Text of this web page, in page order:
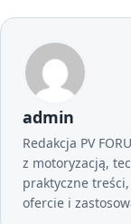
admin
Redakcja PV
z motoryzacją,
praktyczne
ofercie i